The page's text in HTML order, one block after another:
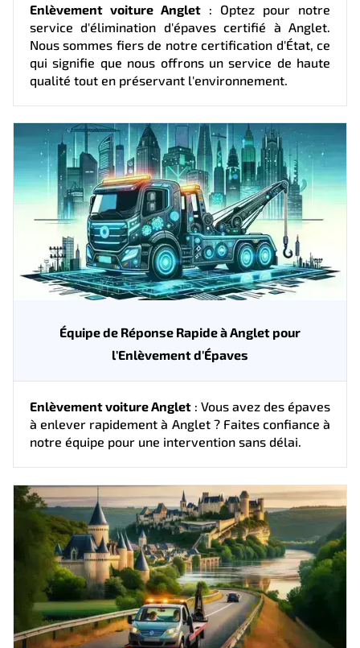
Enlèvement voiture Anglet : Optez pour notre
service d'élimination d'épaves certifié à Anglet.
Nous sommes fiers de notre certification d'État, ce
qui signifie que nous offrons un service de haute
qualité tout en préservant l'environnement.
Équipe de Réponse Rapide à Anglet pour
l'Enlèvement d'Épaves
Enlèvement voiture Anglet : Vous avez des épaves
à enlever rapidement à Anglet ? Faites confiance à
notre équipe pour une intervention sans délai.